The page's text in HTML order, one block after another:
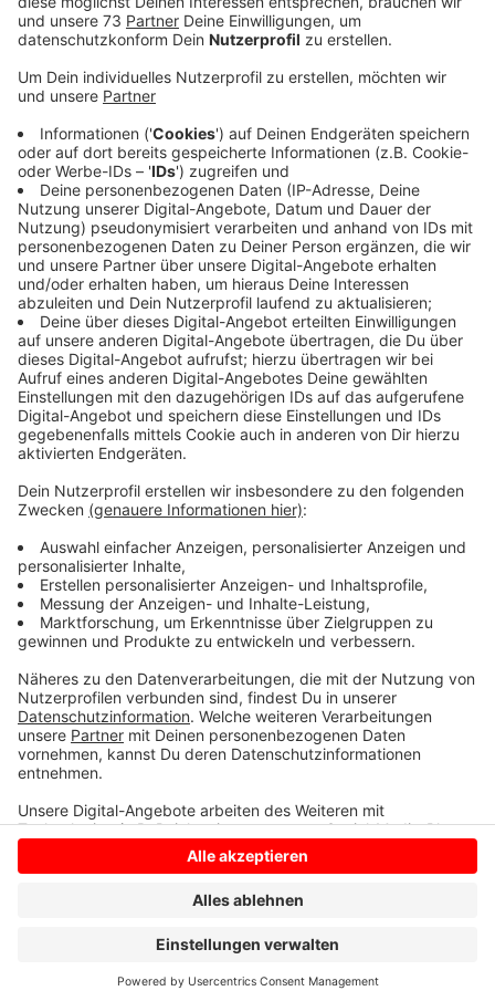
Maßnahme soll im Frühjahr 2026 beendet
sein
Anzeige
Auf der Boggeter Promenade zwischen Innenstadt
und Kubaai-Viertel sollen Fußgänger bald sicherer
unterwegs sein.
Denn Geh- und Radweg werden getrennt und
komfortabler. Ausserdem sind Spielmöglichkeiten
sowie neue Grünanlagen und Aufenthaltsflächen
geplant. Das soll auch zur ökologischen Aufwertung
der Aa und der Uferbereiche beitragen. Im kommenden
Frühjahr soll alles fertig sein. Durch die Neugestaltung
soll die Boggeter Promenade künftig auch als
Naherholungsgebiet dienen.
Anzeige
Anzeige